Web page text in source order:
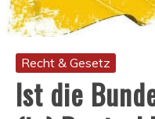
Recht & Gesetz
Ist die